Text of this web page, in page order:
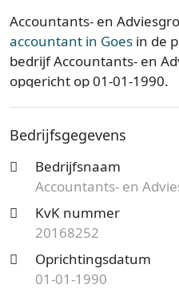
Accountants- en
accountant in Goes in de
bedrijf Accountants- en
opgericht op 01-01-1990.
bij de Kamer van
ondernemingsvorm is een
vestiging telt 1
meer gegevens van dit
Op zoek naar een
benieuwd naar de prijzen
Bedrijfsgegevens
Bedrijfsnaam
Accountants- en
KvK nummer
20168252
Oprichtingsdatum
01-01-1990